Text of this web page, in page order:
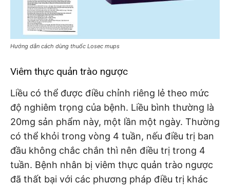
Hướng dẫn cách dùng thuốc Losec mups
Viêm thực quản trào ngược
Liều có thể được điều chỉnh riêng lẻ theo mức
độ nghiêm trọng của bệnh. Liều bình thường là
20mg sản phẩm này, một lần một ngày. Thường
có thể khỏi trong vòng 4 tuần, nếu điều trị ban
đầu không chắc chắn thì nên điều trị trong 4
tuần. Bệnh nhân bị viêm thực quản trào ngược
đã thất bại với các phương pháp điều trị khác